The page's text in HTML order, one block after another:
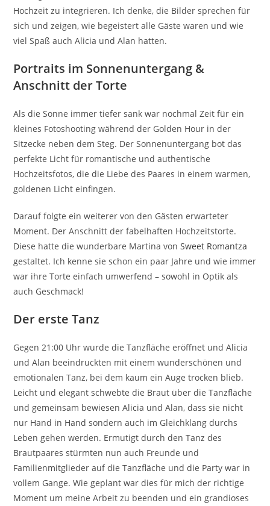
Hochzeit zu integrieren. Ich denke, die Bilder sprechen für
sich und zeigen, wie begeistert alle Gäste waren und wie
viel Spaß auch Alicia und Alan hatten.
Portraits im Sonnenuntergang &
Anschnitt der Torte
Als die Sonne immer tiefer sank war nochmal Zeit für ein
kleines Fotoshooting während der Golden Hour in der
Sitzecke neben dem Steg. Der Sonnenuntergang bot das
perfekte Licht für romantische und authentische
Hochzeitsfotos, die die Liebe des Paares in einem warmen,
goldenen Licht einfingen.
Darauf folgte ein weiterer von den Gästen erwarteter
Moment. Der Anschnitt der fabelhaften Hochzeitstorte.
Diese hatte die wunderbare Martina vonSweet Romantza
gestaltet. Ich kenne sie schon ein paar Jahre und wie immer
war ihre Torte einfach umwerfend – sowohl in Optik als
auch Geschmack!
Der erste Tanz
Gegen 21:00 Uhr wurde die Tanzfläche eröffnet und Alicia
und Alan beeindruckten mit einem wunderschönen und
emotionalen Tanz, bei dem kaum ein Auge trocken blieb.
Leicht und elegant schwebte die Braut über die Tanzfläche
und gemeinsam bewiesen Alicia und Alan, dass sie nicht
nur Hand in Hand sondern auch im Gleichklang durchs
Leben gehen werden. Ermutigt durch den Tanz des
Brautpaares stürmten nun auch Freunde und
Familienmitglieder auf die Tanzfläche und die Party war in
vollem Gange. Wie geplant war dies für mich der richtige
Moment um meine Arbeit zu beenden und ein grandioses